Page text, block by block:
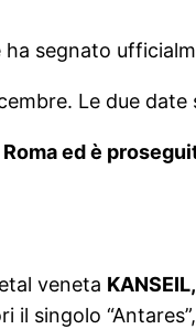
ha segnato
Le due
ed è
veneta KANSEIL,
singolo